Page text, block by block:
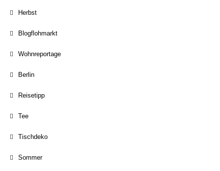
Herbst
Blogflohmarkt
Wohnreportage
Berlin
Reisetipp
Tee
Tischdeko
Sommer